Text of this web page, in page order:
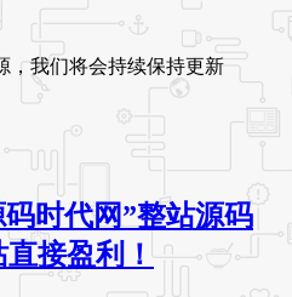
，我们将会持续保持更新
时代网”整站源码
接盈利！